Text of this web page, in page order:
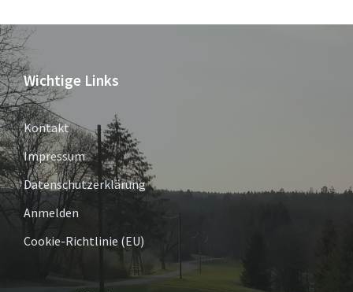
Wichtige Links
Kontakt
Impressum
Datenschutzerklärung
Anmelden
Cookie-Richtlinie (EU)